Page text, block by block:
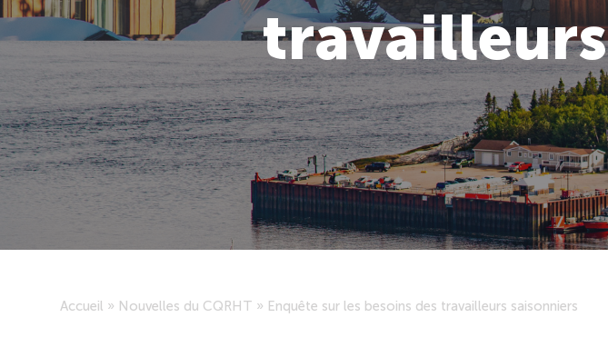
Accueil » Nouvelles du CQRHT » Enquête sur les besoins des travailleurs saisonniers